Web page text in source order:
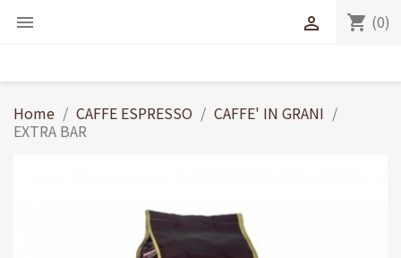
 shopping_cart (0)

Home CAFFE ESPRESSO
CAFFE' IN GRANI
EXTRA BAR